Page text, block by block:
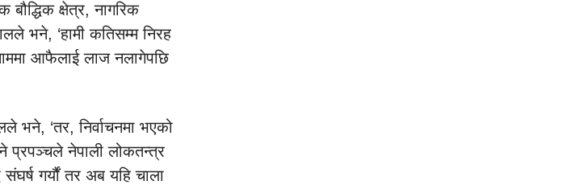
क्षेत्र, नागरिक
भने, ‘हामी कतिसम्म निरह
आफैलाई लाज नलागेपछि
भने, ‘तर, निर्वाचनमा भएको
प्रपञ्चले नेपाली लोकतन्त्र
गर्यौं तर अब यहि चाला